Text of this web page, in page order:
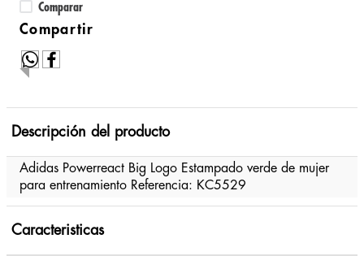
Comparar
Descripción del producto
Adidas Powerreact Big Logo Estampado verde de mujer
para entrenamiento Referencia: KC5529
Caracteristicas